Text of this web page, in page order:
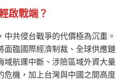
啟戰端？
共侵台戰爭的代價極為沉重。
面臨國際經濟制裁、全球供應鏈
域航運中斷、涉險區域外資大量
危機，加上台灣與中國之間高度